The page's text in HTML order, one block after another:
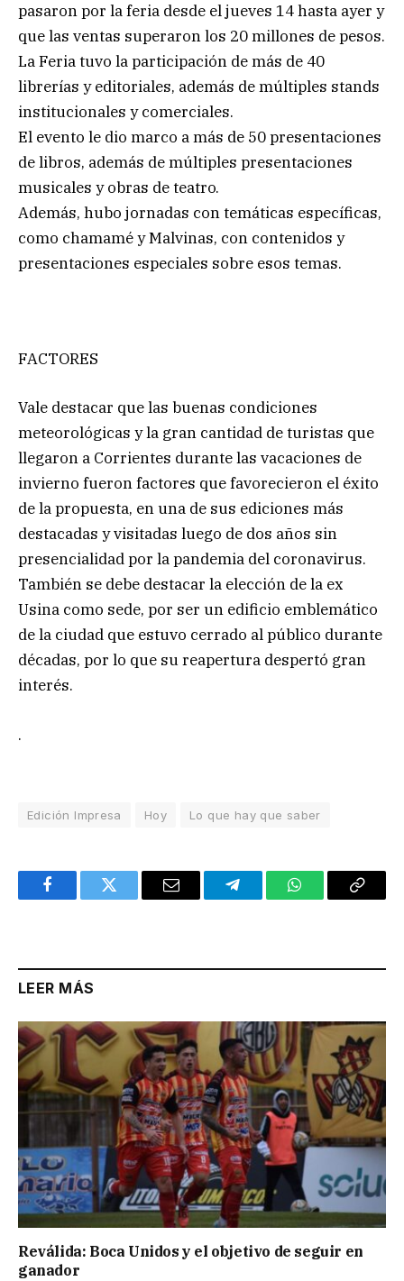
pasaron por la feria desde el jueves 14 hasta ayer y
que las ventas superaron los 20 millones de pesos.
La Feria tuvo la participación de más de 40
librerías y editoriales, además de múltiples stands
institucionales y comerciales.
El evento le dio marco a más de 50 presentaciones
de libros, además de múltiples presentaciones
musicales y obras de teatro.
Además, hubo jornadas con temáticas específicas,
como chamamé y Malvinas, con contenidos y
presentaciones especiales sobre esos temas.
FACTORES
Vale destacar que las buenas condiciones
meteorológicas y la gran cantidad de turistas que
llegaron a Corrientes durante las vacaciones de
invierno fueron factores que favorecieron el éxito
de la propuesta, en una de sus ediciones más
destacadas y visitadas luego de dos años sin
presencialidad por la pandemia del coronavirus.
También se debe destacar la elección de la ex
Usina como sede, por ser un edificio emblemático
de la ciudad que estuvo cerrado al público durante
décadas, por lo que su reapertura despertó gran
interés.
.
Edición Impresa Hoy Lo que hay que saber
FacebookTwitter Email TelegramWhatsAppCopy
LEER MÁS
Reválida: Boca Unidos y el objetivo de seguir en
ganador